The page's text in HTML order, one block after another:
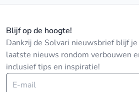
Blijf op de hoogte!
Dankzij de Solvari nieuwsbrief blijf
laatste nieuws rondom verbouwen
inclusief tips en inspiratie!